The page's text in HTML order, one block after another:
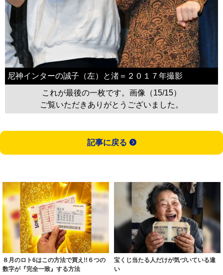
尼神インターの誠子（左）と渚＝２０１７年撮影
これが最後の一枚です。画像（15/15）
ご覧いただきありがとうございました。
記事に戻る
８月のロト6はこの方法で買え!!６つの
数字が『完全一致』する方法
宝くじ当たる人だけが気づいている違
い